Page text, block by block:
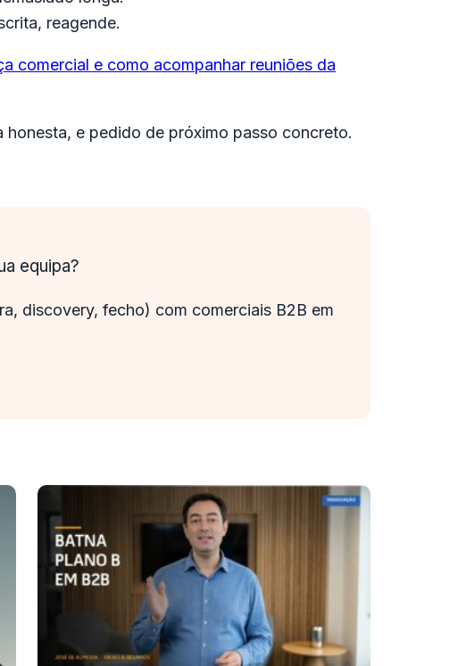
reagende.
comercial e como acompanhar reuniões da
e pedido de próximo passo concreto.
equipa?
discovery, fecho) com comerciais B2B em